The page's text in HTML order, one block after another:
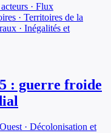
· Flux
· Territoires de la
· Inégalités et
: guerre froide
· Décolonisation et